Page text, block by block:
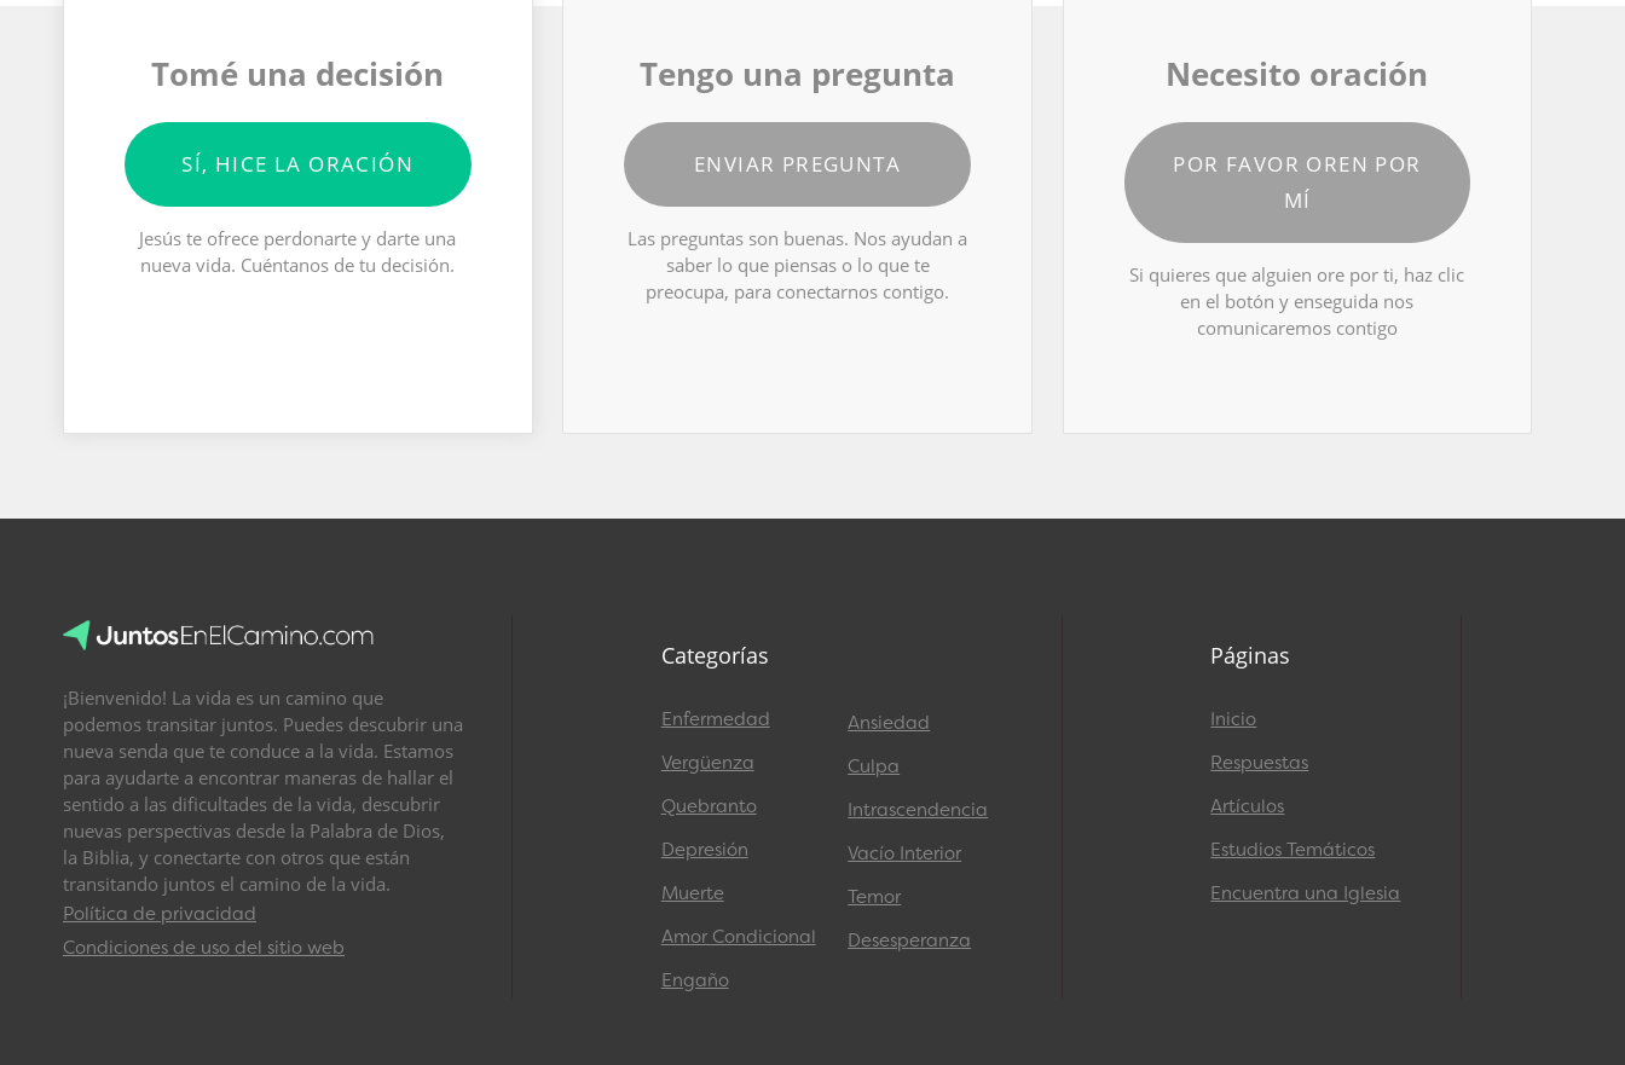
Tomé una decisión
SÍ, HICE LA ORACIÓN
Jesús te ofrece perdonarte y darte una
nueva vida. Cuéntanos de tu decisión.
Tengo una pregunta
ENVIAR PREGUNTA
Las preguntas son buenas. Nos ayudan a
saber lo que piensas o lo que te
preocupa, para conectarnos contigo.
Necesito oración
POR FAVOR OREN POR
MÍ
Si quieres que alguien ore por ti, haz clic
en el botón y enseguida nos
comunicaremos contigo
¡Bienvenido! La vida es un camino que
podemos transitar juntos. Puedes descubrir una
nueva senda que te conduce a la vida. Estamos
para ayudarte a encontrar maneras de hallar el
sentido a las dificultades de la vida, descubrir
nuevas perspectivas desde la Palabra de Dios,
la Biblia, y conectarte con otros que están
transitando juntos el camino de la vida.
Política de privacidad
Condiciones de uso del sitio web
Categorías
Enfermedad
Vergüenza
Quebranto
Depresión
Muerte
Amor Condicional
Engaño
Ansiedad
Culpa
Intrascendencia
Vacío Interior
Temor
Desesperanza
Páginas
Inicio
Respuestas
Artículos
Estudios Temáticos
Encuentra una Iglesia